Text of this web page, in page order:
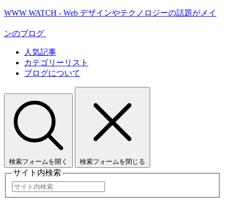
WWW WATCH - Web デザインやテクノロジーの話題がメイ
ンのブログ
人気記事
カテゴリーリスト
ブログについて
検索フォームを開く 検索フォームを閉じる
サイト内検索